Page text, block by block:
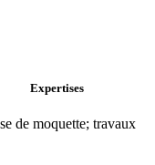
Expertises
de moquette; travaux